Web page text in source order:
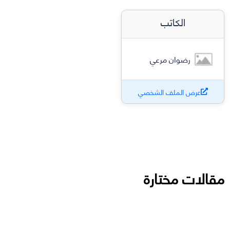
الكاتب
رضوان مرعي
عرض الملف الشخصي
مقالات مختارة